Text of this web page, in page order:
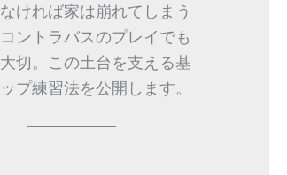
ければ家は崩れてしまう
ントラバスのプレイでも
切。この土台を支える基
プ練習法を公開します。